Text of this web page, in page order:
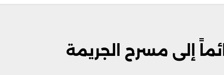
إلى مسرح الجريمة